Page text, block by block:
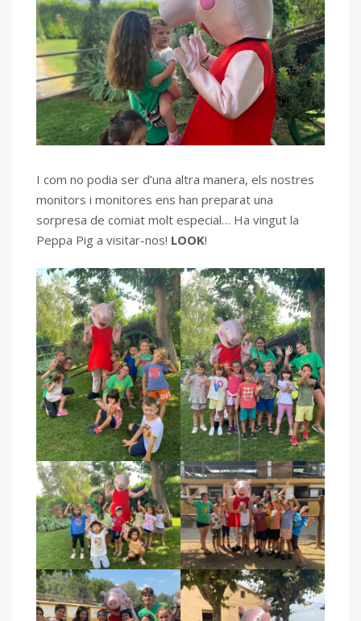
I com no podia ser d’una altra manera, els nostres
monitors i monitores ens han preparat una
sorpresa de comiat molt especial… Ha vingut la
Peppa Pig a visitar-nos! LOOK!